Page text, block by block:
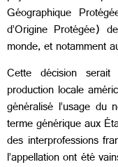
Géographique
d’Origine Protégée)
monde, et notamment
Cette décision
production locale
généralisé l’usage
terme générique aux
des interprofessions
l’appellation ont été